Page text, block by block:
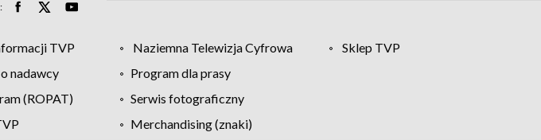
TVP Naziemna Telewizja Cyfrowa
Sklep TVP
nadawcy
Program dla prasy
(ROPAT)
Serwis fotograficzny
Merchandising (znaki)